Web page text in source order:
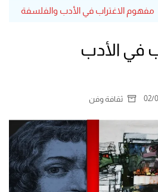
مفهوم الاغتراب في الأدب والفلسفة
في الأدب
02/ ثقافة وفن